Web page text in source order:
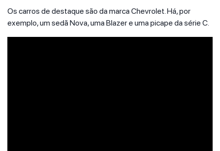
Os carros de destaque são da marca Chevrolet. Há, por
exemplo, um sedã Nova, uma Blazer e uma picape da série C.